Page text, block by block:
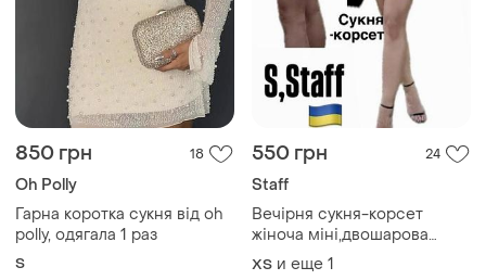
850 грн 18
Oh Polly
Гарна коротка сукня від oh
polly, одягала 1 раз
S
550 грн 24
Staff
Вечірня сукня-корсет
жіноча міні,двошарова
сукня:верх чорний колір з
ХS и еще 1